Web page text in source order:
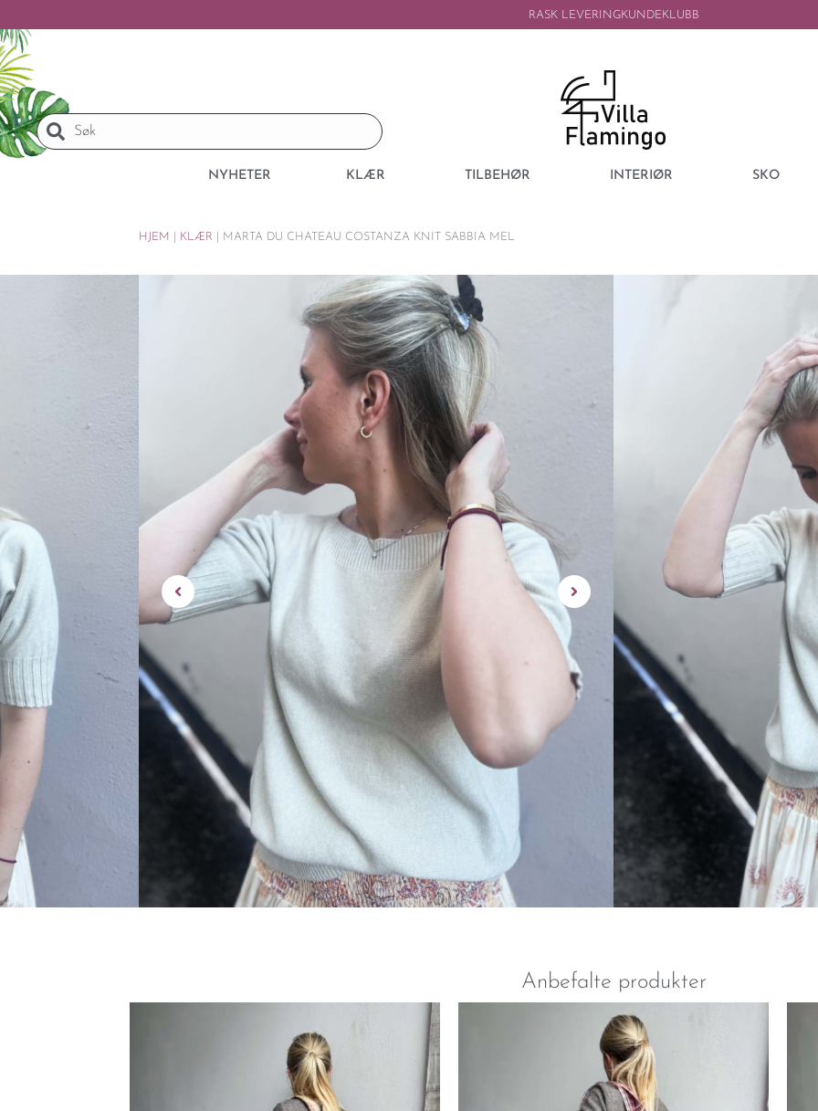
RASK LEVERINGKUNDEKLUBB
NYHETER KLÆR TILBEHØR INTERIØR SKO
HJEM KLÆR MARTA DU CHATEAU COSTANZA KNIT SABBIA MEL
MARTA DU
KNIT SABBIA
Dette produktet er
tilgjengelig for kjop.
Denne genseren / toppen er
Denne overdelen passer
Ellers kan den pyntes opp og
Passer en 34-42 ca..
Stretcy og veldig behagelig på.
Materiale: 52% viskose, 20%
rask levering |
Utsolgt
Anbefalte produkter